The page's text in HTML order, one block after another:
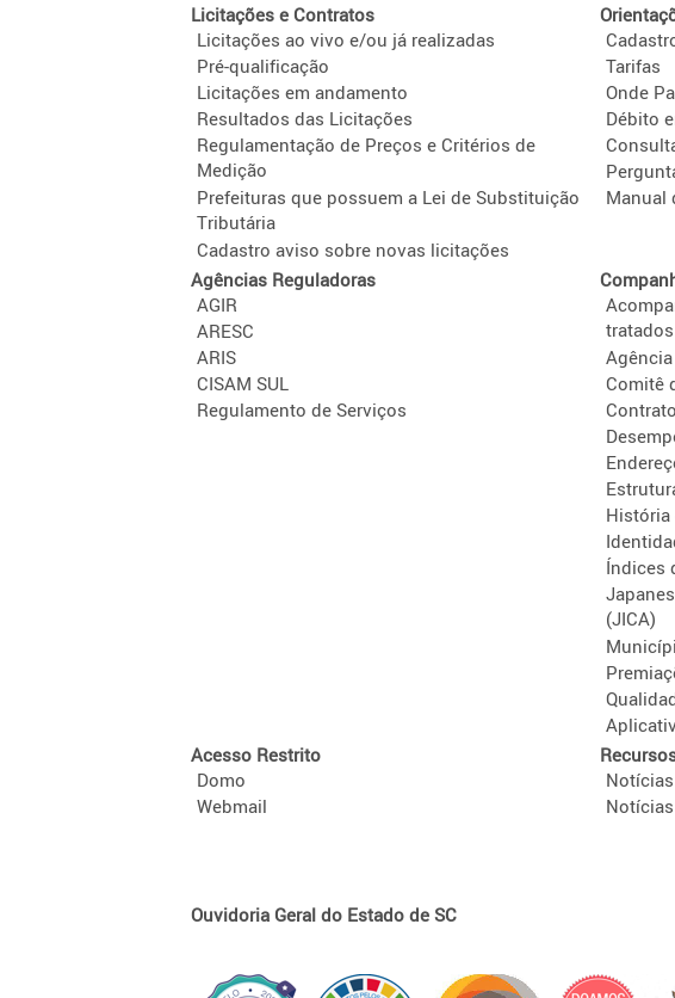
Licitações e Contratos
Licitações ao vivo e/ou já realizadas
Pré-qualificação
Licitações em andamento
Resultados das Licitações
Regulamentação de Preços e Critérios de
Medição
Prefeituras que possuem a Lei de Substituição
Tributária
Cadastro aviso sobre novas licitações
Tarifas
Onde
Débito
Manual
Agências Reguladoras
AGIR
ARESC
ARIS
CISAM SUL
Regulamento de Serviços
tratados
Comitê
História
Índices
(JICA)
Acesso Restrito
Domo
Webmail
Ouvidoria Geral do Estado de SC